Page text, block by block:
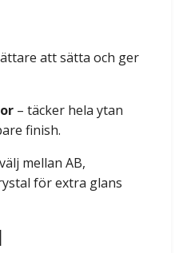
att sätta och ger
– täcker hela ytan
finish.
mellan AB,
för extra glans